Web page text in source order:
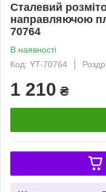
Сталевий
направляючою
70764
В наявності
Код: YT-70764
1 210 ₴